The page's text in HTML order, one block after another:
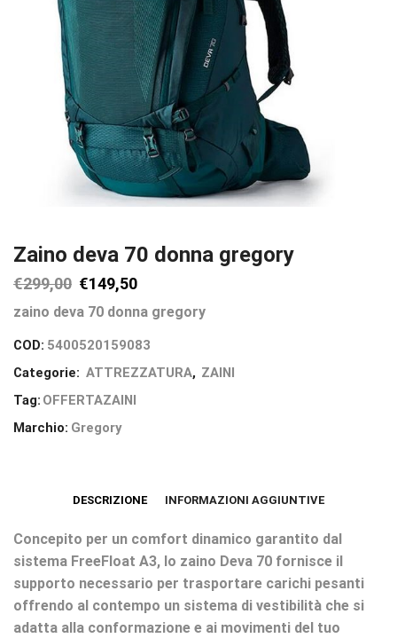
Zaino deva 70 donna gregory
€299,00 €149,50
zaino deva 70 donna gregory
COD: 5400520159083
Categorie: ATTREZZATURA, ZAINI
Tag: OFFERTAZAINI
Marchio: Gregory
DESCRIZIONE INFORMAZIONI AGGIUNTIVE
Concepito per un comfort dinamico garantito dal
sistema FreeFloat A3, lo zaino Deva 70 fornisce il
supporto necessario per trasportare carichi pesanti
offrendo al contempo un sistema di vestibilità che si
adatta alla conformazione e ai movimenti del tuo